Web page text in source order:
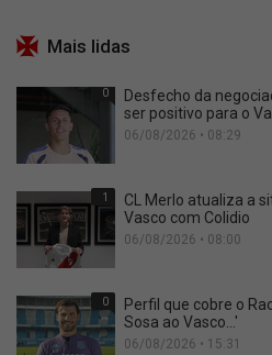
Mais lidas
0
Desfecho da
ser positivo para o
06/08/2026 • 08:29
1
CL Merlo atualiza a
Vasco com Colidio
06/08/2026 • 08:00
0
Perfil que cobre o
Sosa ao Vasco...'
06/08/2026 • 15:31